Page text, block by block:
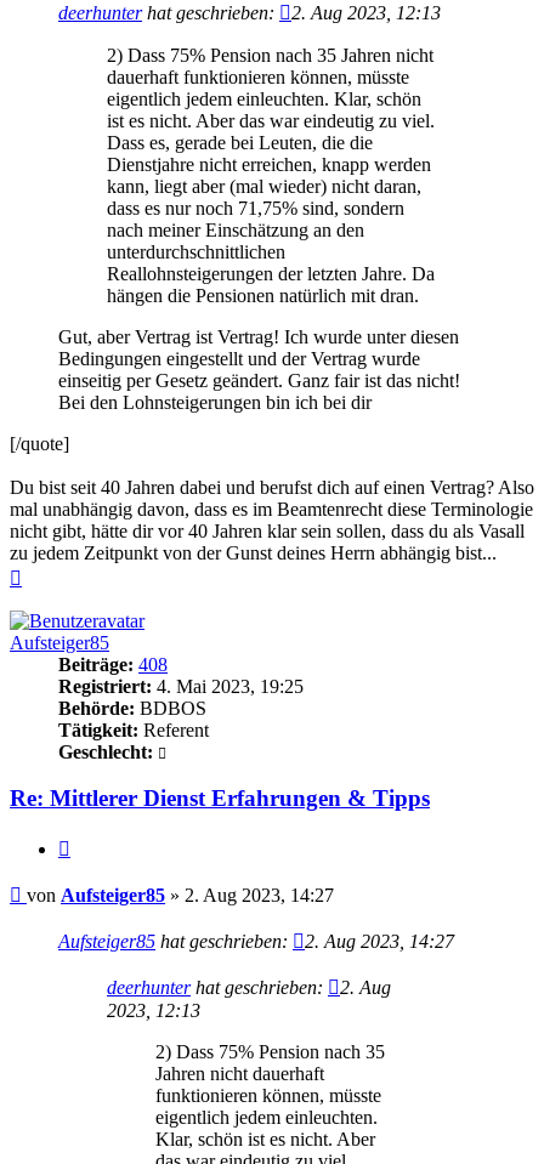
deerhunterhat geschrieben: 2. Aug 2023, 12:13
2) Dass 75% Pension nach 35 Jahren nicht
dauerhaft funktionieren können, müsste
eigentlich jedem einleuchten. Klar, schön
ist es nicht. Aber das war eindeutig zu viel.
Dass es, gerade bei Leuten, die die
Dienstjahre nicht erreichen, knapp werden
kann, liegt aber (mal wieder) nicht daran,
dass es nur noch 71,75% sind, sondern
nach meiner Einschätzung an den
unterdurchschnittlichen
Reallohnsteigerungen der letzten Jahre. Da
hängen die Pensionen natürlich mit dran.
Gut, aber Vertrag ist Vertrag! Ich wurde unter diesen
Bedingungen eingestellt und der Vertrag wurde
einseitig per Gesetz geändert. Ganz fair ist das nicht!
Bei den Lohnsteigerungen bin ich bei dir
[/quote]
Du bist seit 40 Jahren dabei und berufst dich auf einen Vertrag? Also
mal unabhängig davon, dass es im Beamtenrecht diese Terminologie
nicht gibt, hätte dir vor 40 Jahren klar sein sollen, dass du als Vasall
zu jedem Zeitpunkt von der Gunst deines Herrn abhängig bist...
Aufsteiger85
Beiträge: 408
Registriert: 4. Mai 2023, 19:25
Behörde: BDBOS
Tätigkeit: Referent
Geschlecht:
Re: Mittlerer Dienst Erfahrungen & Tipps
Beitrag
von Aufsteiger85 » 2. Aug 2023, 14:27
Aufsteiger85 hat geschrieben: 2. Aug 2023, 14:27
deerhunterhat geschrieben:
2. Aug
2023, 12:13
2) Dass 75% Pension nach 35
Jahren nicht dauerhaft
funktionieren können, müsste
eigentlich jedem einleuchten.
Klar, schön ist es nicht. Aber